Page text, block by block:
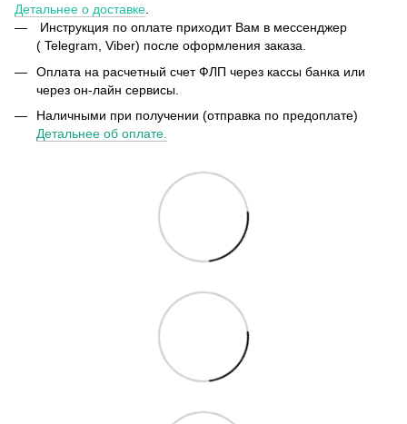
Детальнее о доставке
Инструкция по оплате приходит Вам в мессенджер
( Telegram, Viber) после оформления заказа.
Оплата на расчетный счет ФЛП через кассы банка или
через он-лайн сервисы.
Наличными при получении (отправка по предоплате)
Детальнее об оплате.